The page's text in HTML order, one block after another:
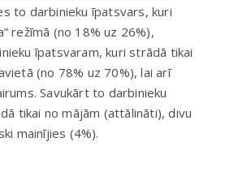
to darbinieku īpatsvars, kuri
režīmā (no 18% uz 26%),
īpatsvaram, kuri strādā tikai
(no 78% uz 70%), lai arī
Savukārt to darbinieku
tikai no mājām (attālināti), divu
mainījies (4%).